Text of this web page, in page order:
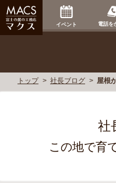
イベント 電話を
トップ 社長ブログ 屋根
社
この地で育